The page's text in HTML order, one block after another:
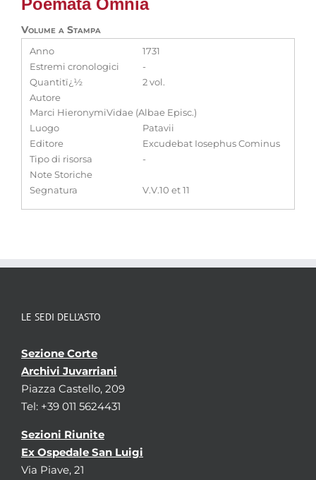
Poemata Omnia
Volume a Stampa
Anno
1731
Estremi cronologici
-
Quantitï¿½
2 vol.
Autore
Marci HieronymiVidae (Albae Episc.)
Luogo
Patavii
Editore
Excudebat Iosephus Cominus
Tipo di risorsa
-
Note Storiche
Segnatura
V.V.10 et 11
LE SEDI DELL’ASTO
Sezione Corte
Archivi Juvarriani
Piazza Castello, 209
Tel: +39 011 5624431
Sezioni Riunite
Ex Ospedale San Luigi
Via Piave, 21